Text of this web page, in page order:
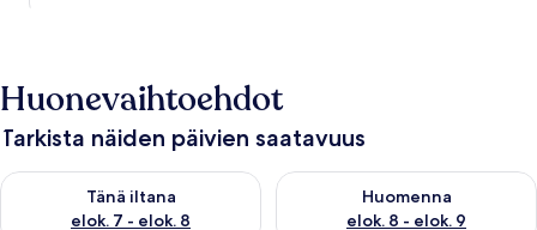
Huonevaihtoehdot
Tarkista näiden päivien saatavuus
Tänä iltana
elok. 7 - elok. 8
Tarkista tämän illan saatavuus elok. 7 - elok. 8
Huomenna
elok. 8 - elok. 9
Tarkista huomisen saatavuus